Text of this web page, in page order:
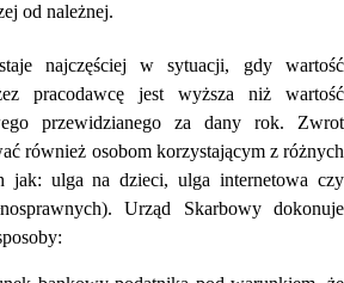
od należnej.
najczęściej w sytuacji, gdy wartość
pracodawcę jest wyższa niż wartość
przewidzianego za dany rok. Zwrot
również osobom korzystającym z różnych
jak: ulga na dzieci, ulga internetowa czy
Urząd Skarbowy dokonuje